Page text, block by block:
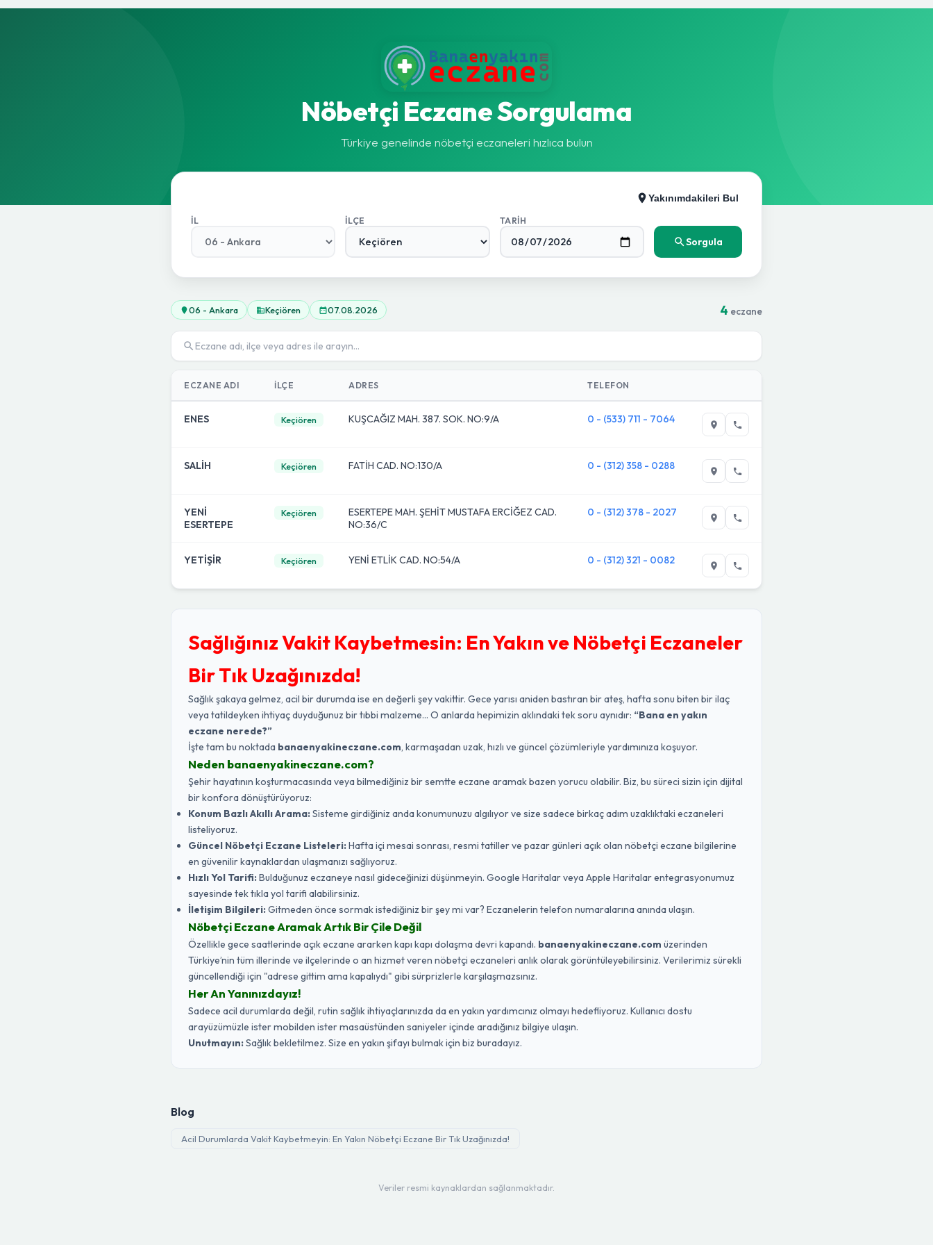
Nöbetçi Eczane Sorgulama
Türkiye genelinde nöbetçi eczaneleri hızlıca bulun
Yakınımdakileri Bul
İL İLÇE TARIH
Sorgula
06 - Ankara Keçiören 07.08.2026 4 eczane
ECZANE ADI İLÇE ADRES TELEFON
ENES Keçiören KUŞCAĞIZ MAH. 387. SOK. NO:9/A 0 - (533) 711 - 7064
SALİH Keçiören FATİH CAD. NO:130/A 0 - (312) 358 - 0288
YENİ
ESERTEPE
Keçiören
ESERTEPE MAH. ŞEHİT MUSTAFA ERCİĞEZ CAD.
NO:36/C
0 - (312) 378 - 2027
YETİŞİR Keçiören YENİ ETLİK CAD. NO:54/A 0 - (312) 321 - 0082
Sağlığınız Vakit Kaybetmesin: En Yakın ve Nöbetçi Eczaneler
Bir Tık Uzağınızda!
Sağlık şakaya gelmez, acil bir durumda ise en değerli şey vakittir. Gece yarısı aniden bastıran bir ateş, hafta sonu biten bir ilaç
veya tatildeyken ihtiyaç duyduğunuz bir tıbbi malzeme... O anlarda hepimizin aklındaki tek soru aynıdır: “Bana en yakın
eczane nerede?”
İşte tam bu noktada banaenyakineczane.com, karmaşadan uzak, hızlı ve güncel çözümleriyle yardımınıza koşuyor.
Neden banaenyakineczane.com?
Şehir hayatının koşturmacasında veya bilmediğiniz bir semtte eczane aramak bazen yorucu olabilir. Biz, bu süreci sizin için dijital
bir konfora dönüştürüyoruz:
Konum Bazlı Akıllı Arama:Sisteme girdiğiniz anda konumunuzu algılıyor ve size sadece birkaç adım uzaklıktaki eczaneleri
listeliyoruz.
Güncel Nöbetçi Eczane Listeleri:Hafta içi mesai sonrası, resmi tatiller ve pazar günleri açık olan nöbetçi eczane bilgilerine
en güvenilir kaynaklardan ulaşmanızı sağlıyoruz.
Hızlı Yol Tarifi:Bulduğunuz eczaneye nasıl gideceğinizi düşünmeyin. Google Haritalar veya Apple Haritalar entegrasyonumuz
sayesinde tek tıkla yol tarifi alabilirsiniz.
İletişim Bilgileri:Gitmeden önce sormak istediğiniz bir şey mi var? Eczanelerin telefon numaralarına anında ulaşın.
Nöbetçi Eczane Aramak Artık Bir Çile Değil
Özellikle gece saatlerinde açık eczane ararken kapı kapı dolaşma devri kapandı. banaenyakineczane.com üzerinden
Türkiye’nin tüm illerinde ve ilçelerinde o an hizmet veren nöbetçi eczaneleri anlık olarak görüntüleyebilirsiniz. Verilerimiz sürekli
güncellendiği için "adrese gittim ama kapalıydı" gibi sürprizlerle karşılaşmazsınız.
Her An Yanınızdayız!
Sadece acil durumlarda değil, rutin sağlık ihtiyaçlarınızda da en yakın yardımcınız olmayı hedefliyoruz. Kullanıcı dostu
arayüzümüzle ister mobilden ister masaüstünden saniyeler içinde aradığınız bilgiye ulaşın.
Unutmayın:Sağlık bekletilmez. Size en yakın şifayı bulmak için biz buradayız.
Blog
Acil Durumlarda Vakit Kaybetmeyin: En Yakın Nöbetçi Eczane Bir Tık Uzağınızda!
Veriler resmi kaynaklardan sağlanmaktadır.